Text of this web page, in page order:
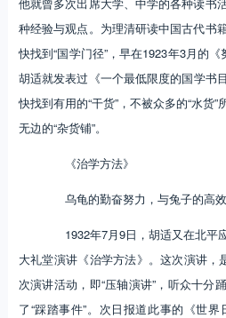
种经验与观点。为理清研读中国古代书
快找到“国学门径”，早在1923年3月的《
胡适就发表过《一个最低限度的国学
快找到有用的“干货”，不被众多的“水货
无边的“杂货铺”。
《治学方法》
乌龟的勤奋努力，与兔子的高
1932年7月9日，胡适又在北平
大礼堂演讲《治学方法》。这次演讲，
次演讲活动，即“压轴演讲”，听众十分
了“踩踏事件”。次日报道此事的《世